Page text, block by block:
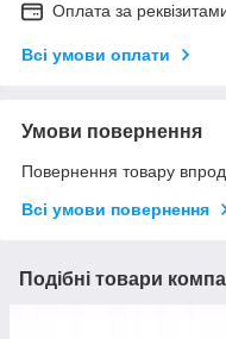
Оплата за
Всі умови оплати
Умови повернення
Повернення товару
Всі умови повернення
Подібні товари